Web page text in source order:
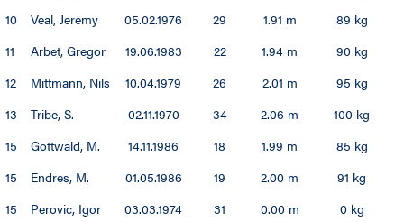
10
Veal, Jeremy 05.02.1976 29 1.91 m 89 kg
11
Arbet, Gregor 19.06.1983 22 1.94 m 90 kg
12
Mittmann, Nils 10.04.1979 26 2.01 m
95 kg
13
Tribe, S. 02.11.1970 34 2.06 m
100 kg
15
Gottwald, M. 14.11.1986 18 1.99 m 85 kg
15
Endres, M. 01.05.1986 19 2.00 m 91 kg
15
Perovic, Igor 03.03.1974 31 0.00 m 0 kg